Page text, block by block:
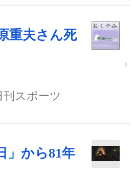
重夫さん死
刊スポーツ
」から81年